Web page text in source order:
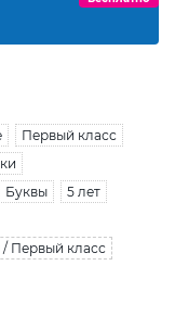
Первый класс
Буквы
5 лет
/ Первый класс